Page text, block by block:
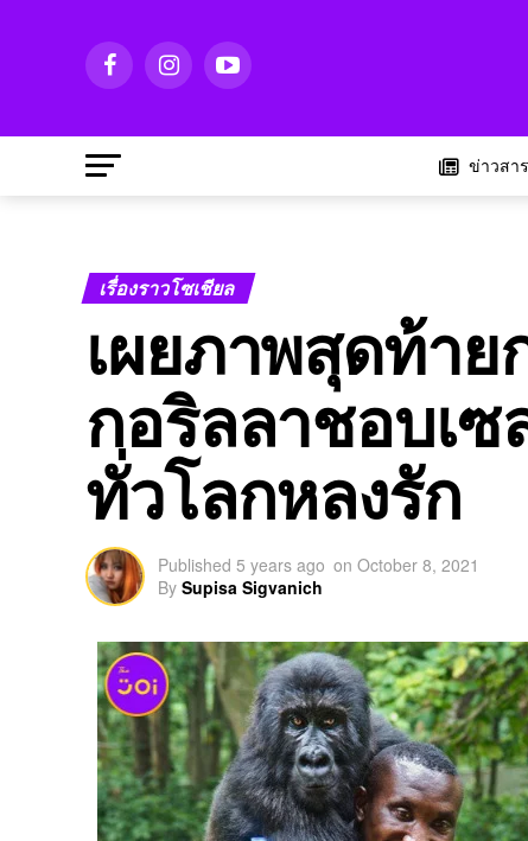
ข่าวสาร
เรื่องราวโซเชียล
เผยภาพสุดท้า
กอริลลาชอบเ
ทั่วโลกหลงรัก
Published 5 years ago on October 8, 2021
By Supisa Sigvanich